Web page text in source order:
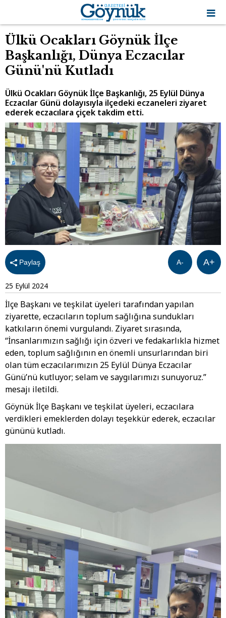
Ülkü Ocakları Göynük İlçe
Başkanlığı, Dünya Eczacılar
Günü'nü Kutladı
Ülkü Ocakları Göynük İlçe Başkanlığı, 25 Eylül Dünya
Eczacılar Günü dolayısıyla ilçedeki eczaneleri ziyaret
ederek eczacılara çiçek takdim etti.
Paylaş A+
A-
25 Eylül 2024
İlçe Başkanı ve teşkilat üyeleri tarafından yapılan
ziyarette, eczacıların toplum sağlığına sundukları
katkıların önemi vurgulandı. Ziyaret sırasında,
“İnsanlarımızın sağlığı için özveri ve fedakarlıkla hizmet
eden, toplum sağlığının en önemli unsurlarından biri
olan tüm eczacılarımızın 25 Eylül Dünya Eczacılar
Günü’nü kutluyor; selam ve saygılarımızı sunuyoruz.”
mesajı iletildi.
Göynük İlçe Başkanı ve teşkilat üyeleri, eczacılara
verdikleri emeklerden dolayı teşekkür ederek, eczacılar
gününü kutladı.